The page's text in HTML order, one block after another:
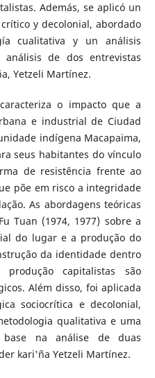
Además, se aplicó un
y decolonial, abordado
cualitativa y un análisis
de dos entrevistas
Yetzeli Martínez.
o impacto que a
e industrial de Ciudad
indígena Macapaima,
seus habitantes do vínculo
de resistência frente ao
põe em risco a integridade
As abordagens teóricas
Tuan (1974, 1977) sobre a
do lugar e a produção do
da identidade dentro
capitalistas são
Além disso, foi aplicada
sociocrítica e decolonial,
qualitativa e uma
base na análise de duas
kari'ña Yetzeli Martínez.